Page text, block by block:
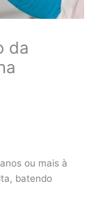
da
ou mais à
batendo